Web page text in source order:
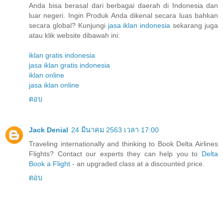
Anda bisa berasal dari berbagai daerah di Indonesia dan
luar negeri. Ingin Produk Anda dikenal secara luas bahkan
secara global? Kunjungi jasa iklan indonesia sekarang juga
atau klik website dibawah ini:
iklan gratis indonesia
jasa iklan gratis indonesia
iklan online
jasa iklan online
ตอบ
Jack Denial 24 มีนาคม 2563 เวลา 17:00
Traveling internationally and thinking to Book Delta Airlines
Flights? Contact our experts they can help you to Delta
Book a Flight - an upgraded class at a discounted price.
ตอบ